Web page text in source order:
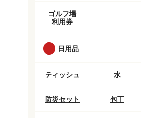
ゴルフ場
利用券
日用品
ティッシュ 水
防災セット 包丁